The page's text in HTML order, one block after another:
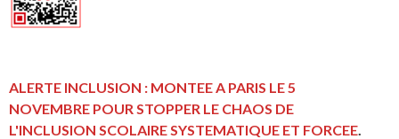
ALERTE INCLUSION : MONTEE A PARIS LE 5
NOVEMBRE POUR STOPPER LE CHAOS DE
L'INCLUSION SCOLAIRE SYSTEMATIQUE ET FORCEE